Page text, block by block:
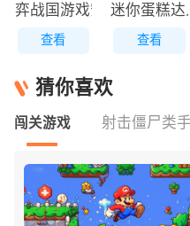
弈战国游戏安装包
查看
迷你蛋糕达
查看
猜你喜欢
闯关游戏 射击僵尸类